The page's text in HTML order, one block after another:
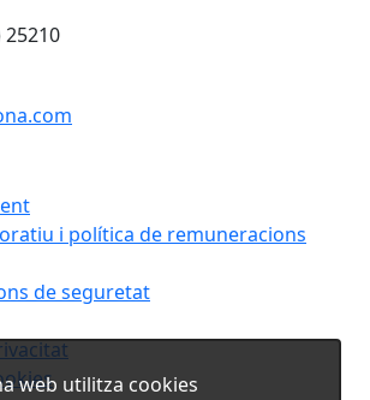
25210
i política de remuneracions
de seguretat
web utilitza cookies